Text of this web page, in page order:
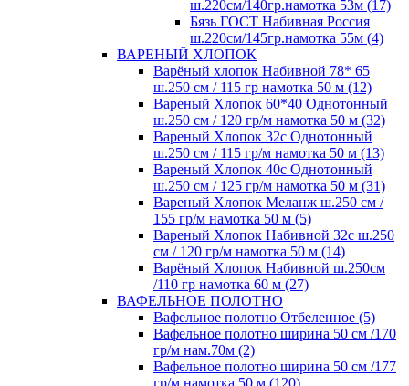
ш.220см/140гр.намотка 53м (17)
Бязь ГОСТ Набивная Россия
ш.220см/145гр.намотка 55м (4)
ВАРЕНЫЙ ХЛОПОК
Варёный хлопок Набивной 78* 65
ш.250 см / 115 гр намотка 50 м (12)
Вареный Хлопок 60*40 Однотонный
ш.250 см / 120 гр/м намотка 50 м (32)
Вареный Хлопок 32с Однотонный
ш.250 см / 115 гр/м намотка 50 м (13)
Вареный Хлопок 40с Однотонный
ш.250 см / 125 гр/м намотка 50 м (31)
Вареный Хлопок Меланж ш.250 см /
155 гр/м намотка 50 м (5)
Вареный Хлопок Набивной 32с ш.250
см / 120 гр/м намотка 50 м (14)
Варёный Хлопок Набивной ш.250см
/110 гр намотка 60 м (27)
ВАФЕЛЬНОЕ ПОЛОТНО
Вафельное полотно Отбеленное (5)
Вафельное полотно ширина 50 см /170
гр/м нам.70м (2)
Вафельное полотно ширина 50 см /177
гр/м намотка 50 м (120)